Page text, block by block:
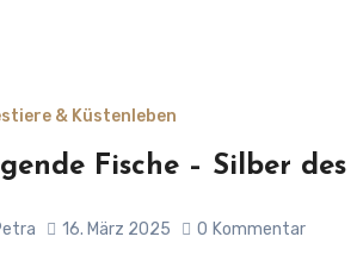
& Küstenleben
Fische – Silber des
16. März 2025 0 Kommentar